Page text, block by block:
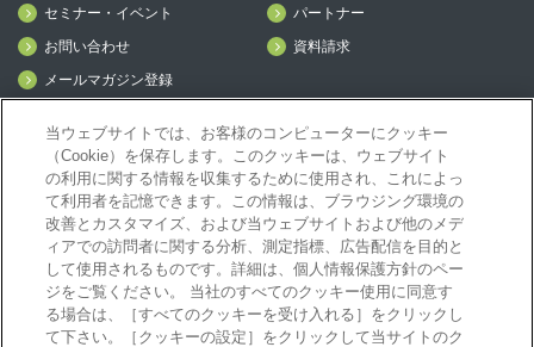
セミナー・イベント
パートナー
お問い合わせ
資料請求
メールマガジン登録
mcframeナビ（ユーザ登録者）
mcframeユーザ会サイト（MCUG会員専用）
ID発行をご希望の方はこちら。
パートナー専用サイト
mcframe GAパートナー専用サイト
MIJS
当ウェブサイトでは、お客様のコンピューターにクッキー
（Cookie）を保存します。このクッキーは、ウェブサイト
の利用に関する情報を収集するために使用され、これによっ
て利用者を記憶できます。この情報は、ブラウジング環境の
改善とカスタマイズ、および当ウェブサイトおよび他のメデ
ィアでの訪問者に関する分析、測定指標、広告配信を目的と
して使用されるものです。詳細は、個人情報保護方針のペー
ジをご覧ください。 当社のすべてのクッキー使用に同意す
る場合は、［すべてのクッキーを受け入れる］をクリックし
て下さい。［クッキーの設定］をクリックして当サイトのク